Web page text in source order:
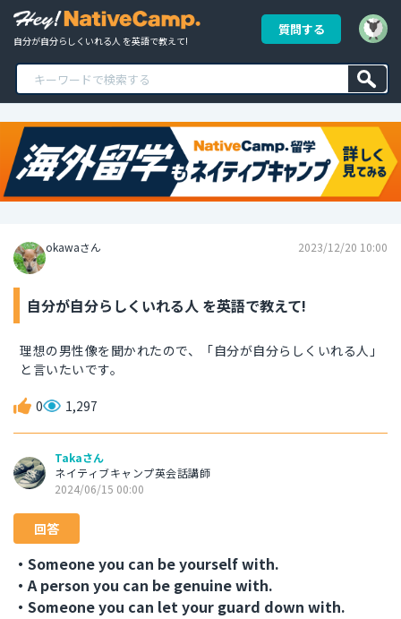
自分が自分らしくいれる人 を英語で教えて!
質問する
okawaさん 2023/12/20 10:00
自分が自分らしくいれる人 を英語で教えて!
理想の男性像を聞かれたので、「自分が自分らしくいれる人」
と言いたいです。
0 1,297
Takaさん
ネイティブキャンプ英会話講師
2024/06/15 00:00
回答
・Someone you can be yourself with.
・A person you can be genuine with.
・Someone you can let your guard down with.